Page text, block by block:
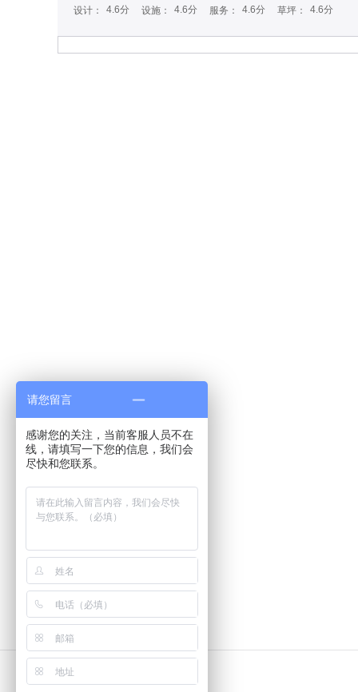
设计： 4.6分 设施： 4.6分 服务： 4.6分 草坪： 4.6分
请您留言
感谢您的关注，当前客服人员不在
线，请填写一下您的信息，我们会
尽快和您联系。